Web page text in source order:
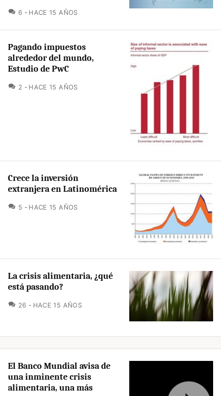
6 COMENTARIOS
HACE 15 AÑOS
Pagando impuestos
alrededor del mundo,
Estudio de PwC
2 COMENTARIOS
HACE 15 AÑOS
Crece la inversión
extranjera en Latinomérica
5 COMENTARIOS
HACE 15 AÑOS
La crisis alimentaria, ¿qué
está pasando?
26 COMENTARIOS
HACE 15 AÑOS
El Banco Mundial avisa de
una inminente crisis
alimentaria, una más